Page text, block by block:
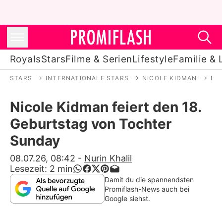
RoyalsStarsFilme & SerienLifestyleFamilie &
Stars
Filme & Serien
Lifestyle
Familie & Liebe
Promiflash Exklusiv
STARS INTERNATIONALE STARS NICOLE KIDMAN
Nicole Kidman feiert den 18.
Geburtstag von Tochter
Sunday
08.07.26, 08:42 - Nurin Khalil
Lesezeit: 2 min
Damit du die spannendsten
Promiflash-News auch bei
Google siehst.